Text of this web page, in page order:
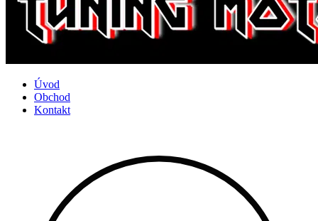
Úvod
Obchod
Kontakt